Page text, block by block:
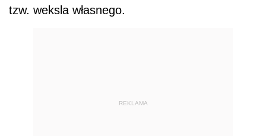
tzw. weksla własnego.
REKLAMA